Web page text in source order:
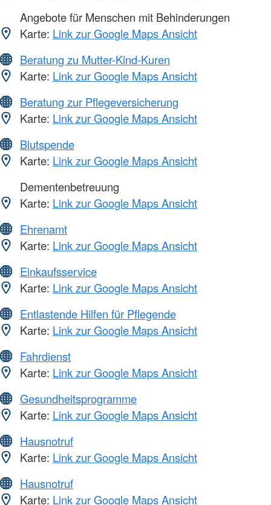
Angebote für Menschen mit Behinderungen
Karte: Link zur Google Maps Ansicht
Beratung zu Mutter-Kind-Kuren
Karte: Link zur Google Maps Ansicht
Beratung zur Pflegeversicherung
Karte: Link zur Google Maps Ansicht
Blutspende
Karte: Link zur Google Maps Ansicht
Dementenbetreuung
Karte: Link zur Google Maps Ansicht
Ehrenamt
Karte: Link zur Google Maps Ansicht
Einkaufsservice
Karte: Link zur Google Maps Ansicht
Entlastende Hilfen für Pflegende
Karte: Link zur Google Maps Ansicht
Fahrdienst
Karte: Link zur Google Maps Ansicht
Gesundheitsprogramme
Karte: Link zur Google Maps Ansicht
Hausnotruf
Karte: Link zur Google Maps Ansicht
Hausnotruf
Karte: Link zur Google Maps Ansicht